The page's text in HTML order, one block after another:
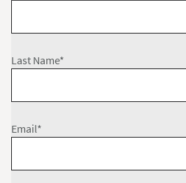
Last Name*
Email*